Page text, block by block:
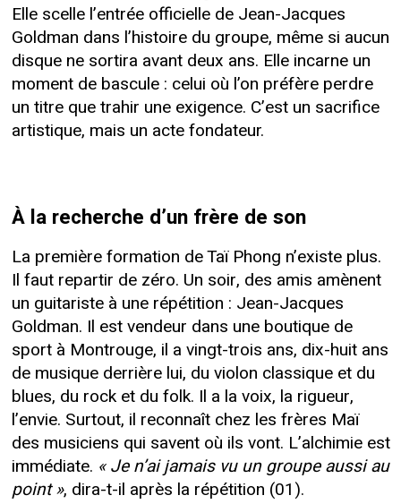
Elle scelle l’entrée officielle de Jean-Jacques
Goldman dans l’histoire du groupe, même si aucun
disque ne sortira avant deux ans. Elle incarne un
moment de bascule : celui où l’on préfère perdre
un titre que trahir une exigence. C’est un sacrifice
artistique, mais un acte fondateur.
À la recherche d’un frère de son
La première formation de Taï Phong n’existe plus.
Il faut repartir de zéro. Un soir, des amis amènent
un guitariste à une répétition : Jean-Jacques
Goldman. Il est vendeur dans une boutique de
sport à Montrouge, il a vingt-trois ans, dix-huit ans
de musique derrière lui, du violon classique et du
blues, du rock et du folk. Il a la voix, la rigueur,
l’envie. Surtout, il reconnaît chez les frères Maï
des musiciens qui savent où ils vont. L’alchimie est
immédiate. « Je n’ai jamais vu un groupe aussi au
point », dira-t-il après la répétition (01).